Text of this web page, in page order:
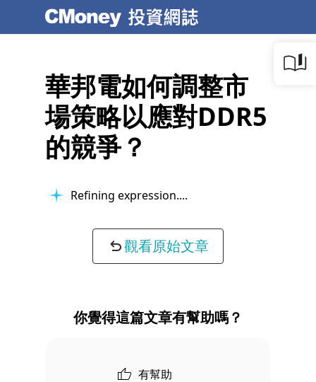
華邦電如何調整市
場策略以應對DDR5
的競爭？
Refining expression...
觀看原始文章
你覺得這篇文章有幫助嗎？
有幫助